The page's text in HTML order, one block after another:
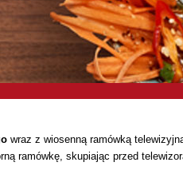
wraz z wiosenną ramówką
ramówkę, skupiając przed